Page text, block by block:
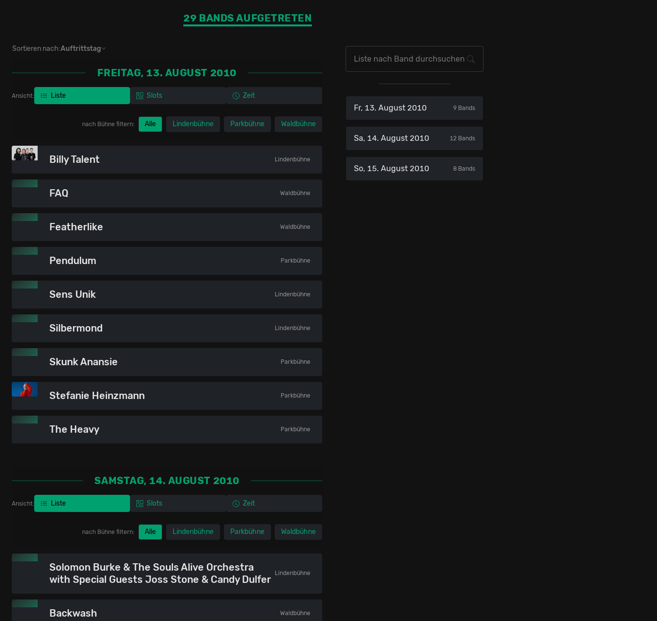
29 BANDS AUFGETRETEN
Sortieren nach:Auftrittstag
FREITAG, 13. AUGUST 2010
Ansicht: Liste Slots Zeit
nach Bühne filtern: Alle Lindenbühne Parkbühne Waldbühne
Billy Talent Lindenbühne
FAQ Waldbühne
Featherlike Waldbühne
Pendulum Parkbühne
Sens Unik Lindenbühne
Silbermond Lindenbühne
Skunk Anansie Parkbühne
Stefanie Heinzmann Parkbühne
The Heavy Parkbühne
SAMSTAG, 14. AUGUST 2010
Ansicht: Liste Slots Zeit
nach Bühne filtern: Alle Lindenbühne Parkbühne Waldbühne
Solomon Burke & The Souls Alive Orchestra
with Special Guests Joss Stone & Candy Dulfer
Lindenbühne
Backwash Waldbühne
Fr, 13. August 2010 9 Bands
Sa, 14. August 2010 12 Bands
So, 15. August 2010 8 Bands